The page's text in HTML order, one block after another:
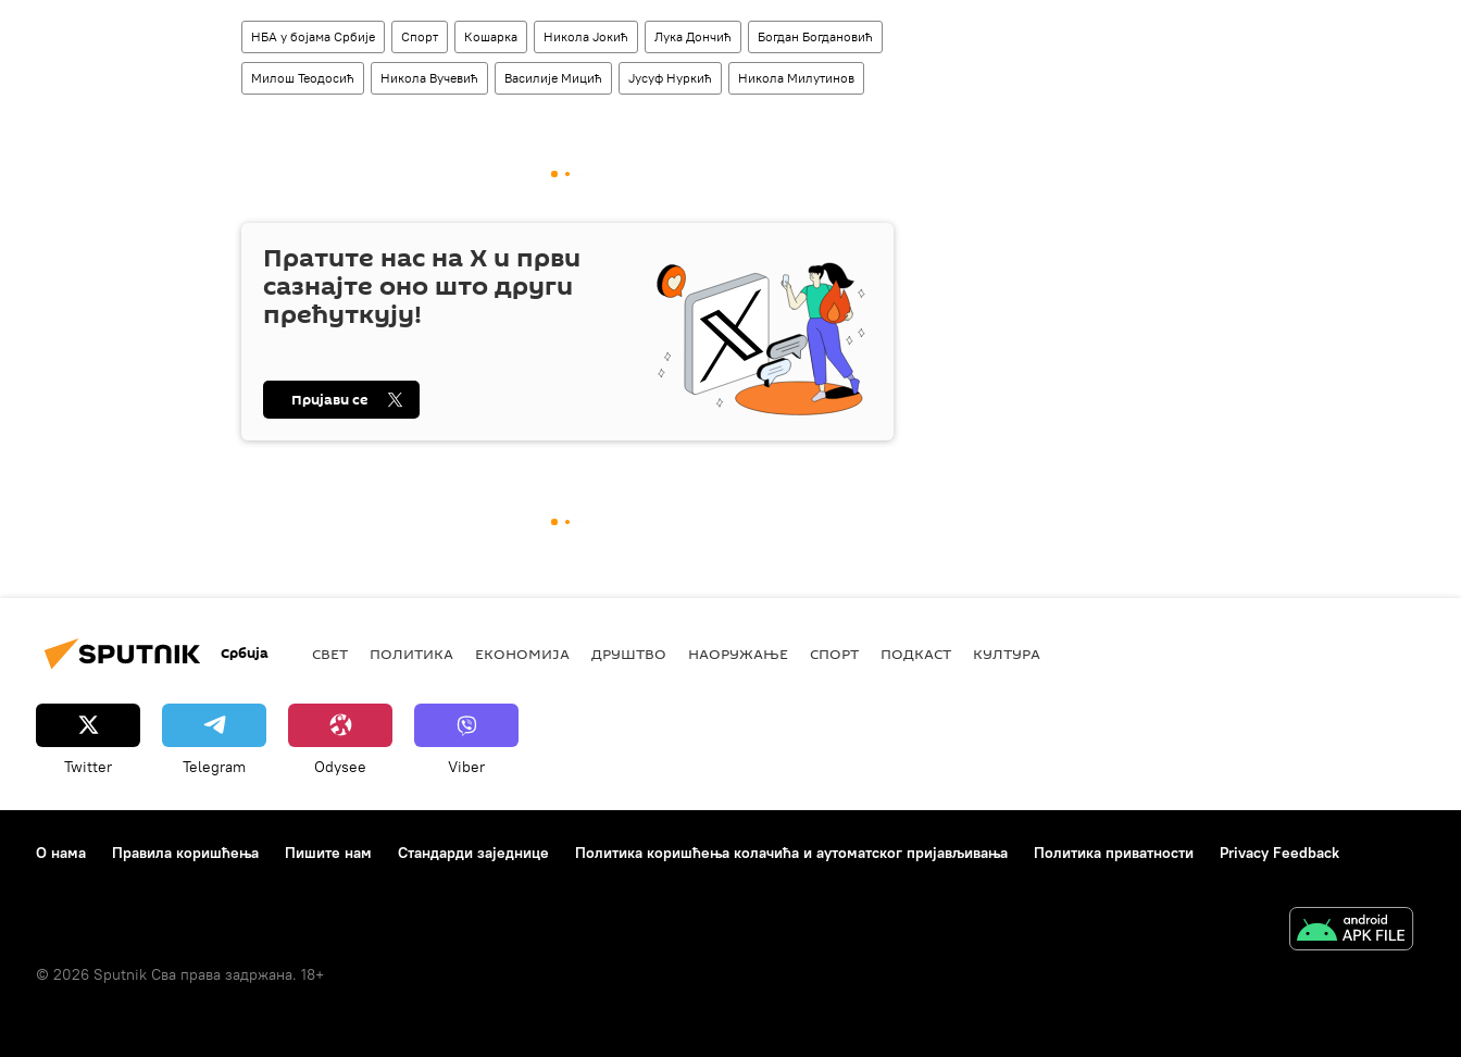
НБА у бојама Србије Спорт Кошарка Никола Јокић Лука Дончић Богдан Богдановић
Милош Теодосић Никола Вучевић Василије Мицић Јусуф Нуркић Никола Милутинов
Пратите нас наX и први
сазнајте оно што други
прећуткују!
Пријави се
Србија СВЕТ ПОЛИТИКА ЕКОНОМИЈА ДРУШТВО НАОРУЖАЊЕ СПОРТ ПОДКАСТ КУЛТУРА
Twitter Telegram Odysee Viber
О нама Правила коришћења Пишите нам Стандарди заједнице Политика коришћења колачића и аутоматског пријављивања Политика приватности Privacy Feedback
© 2026 Sputnik Сва права задржана. 18+